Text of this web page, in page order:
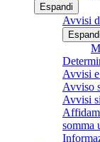
Espandi
Avvisi
Espandi
Avvisi
Avviso
Avvisi
somma